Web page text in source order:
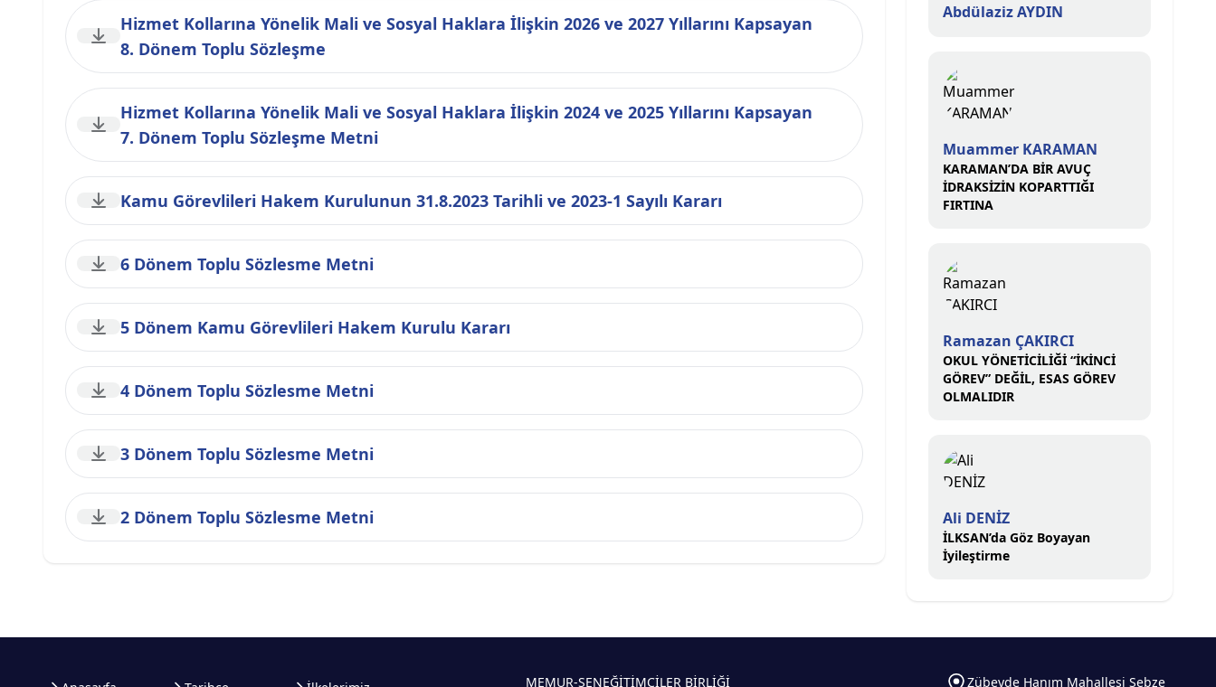
Hizmet Kollarına Yönelik Mali ve Sosyal Haklara İlişkin 2026 ve 2027 Yıllarını Kapsayan
8. Dönem Toplu Sözleşme
Hizmet Kollarına Yönelik Mali ve Sosyal Haklara İlişkin 2024 ve 2025 Yıllarını Kapsayan
7. Dönem Toplu Sözleşme Metni
Kamu Görevlileri Hakem Kurulunun 31.8.2023 Tarihli ve 2023-1 Sayılı Kararı
6 Dönem Toplu Sözlesme Metni
5 Dönem Kamu Görevlileri Hakem Kurulu Kararı
4 Dönem Toplu Sözlesme Metni
3 Dönem Toplu Sözlesme Metni
2 Dönem Toplu Sözlesme Metni
Abdülaziz AYDIN
Muammer KARAMAN
KARAMAN’DA BİR AVUÇ
İDRAKSİZİN KOPARTTIĞI
FIRTINA
Ramazan ÇAKIRCI
OKUL YÖNETİCİLİĞİ “İKİNCİ
GÖREV” DEĞİL, ESAS GÖREV
OLMALIDIR
Ali DENİZ
İLKSAN’da Göz Boyayan
İyileştirme
MEMUR-SENEĞİTİMCİLER BİRLİĞİ Zübeyde Hanım Mahallesi Sebze